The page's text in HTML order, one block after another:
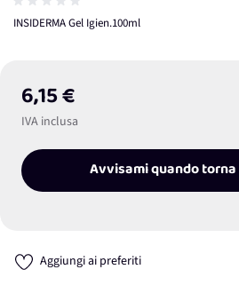
INSIDERMA Gel Igien.100ml
6,15 €
IVA inclusa
Avvisami quando
Aggiungi ai preferiti